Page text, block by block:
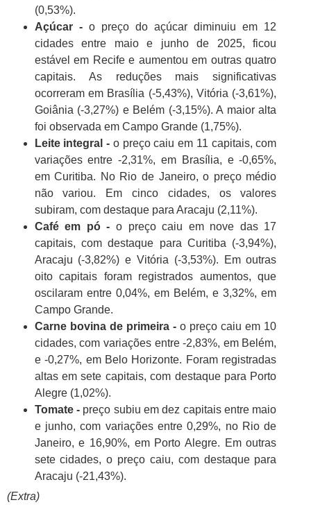
(0,53%).
Açúcar - o preço do açúcar diminuiu em 12
cidades entre maio e junho de 2025, ficou
estável em Recife e aumentou em outras quatro
capitais. As reduções mais significativas
ocorreram em Brasília (-5,43%), Vitória (-3,61%),
Goiânia (-3,27%) e Belém (-3,15%). A maior alta
foi observada em Campo Grande (1,75%).
Leite integral - o preço caiu em 11 capitais, com
variações entre -2,31%, em Brasília, e -0,65%,
em Curitiba. No Rio de Janeiro, o preço médio
não variou. Em cinco cidades, os valores
subiram, com destaque para Aracaju (2,11%).
Café em pó - o preço caiu em nove das 17
capitais, com destaque para Curitiba (-3,94%),
Aracaju (-3,82%) e Vitória (-3,53%). Em outras
oito capitais foram registrados aumentos, que
oscilaram entre 0,04%, em Belém, e 3,32%, em
Campo Grande.
Carne bovina de primeira -o preço caiu em 10
cidades, com variações entre -2,83%, em Belém,
e -0,27%, em Belo Horizonte. Foram registradas
altas em sete capitais, com destaque para Porto
Alegre (1,02%).
Tomate -preço subiu em dez capitais entre maio
e junho, com variações entre 0,29%, no Rio de
Janeiro, e 16,90%, em Porto Alegre. Em outras
sete cidades, o preço caiu, com destaque para
Aracaju (-21,43%).
(Extra)